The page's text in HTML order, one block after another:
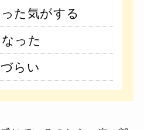
た気がする
った
らい